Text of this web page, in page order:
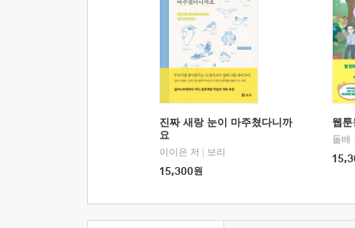
진짜 새랑 눈이 마주쳤다니까
요
이이은 저
보리
15,300원
웹
돌배